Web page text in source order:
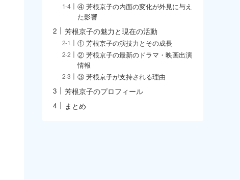
④ 芳根京子の内面の変化が外見に与え
た影響
芳根京子の魅力と現在の活動
① 芳根京子の演技力とその成長
② 芳根京子の最新のドラマ・映画出演
情報
③ 芳根京子が支持される理由
芳根京子のプロフィール
まとめ